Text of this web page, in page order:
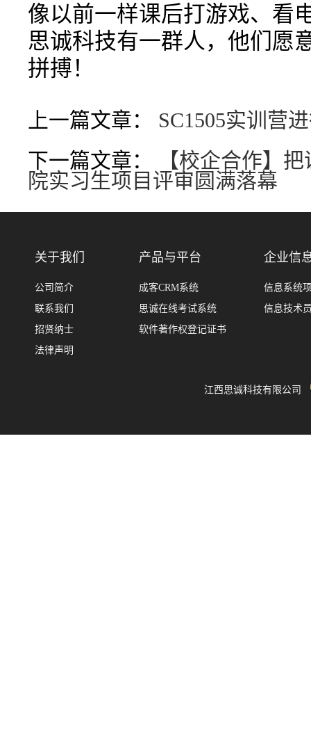
像以前一样课后打游戏、看
思诚科技有一群人，他们愿
拼搏！
上一篇文章： SC1505实训营
下一篇文章：
【校企合作】
院实习生项目评审圆满落幕
关于我们
公司简介
联系我们
招贤纳士
法律声明
产品与平台
成客CRM系统
思诚在线考试系统
软件著作权登记证书
企业信
信息系统
信息技术
江西思诚科技有限公司